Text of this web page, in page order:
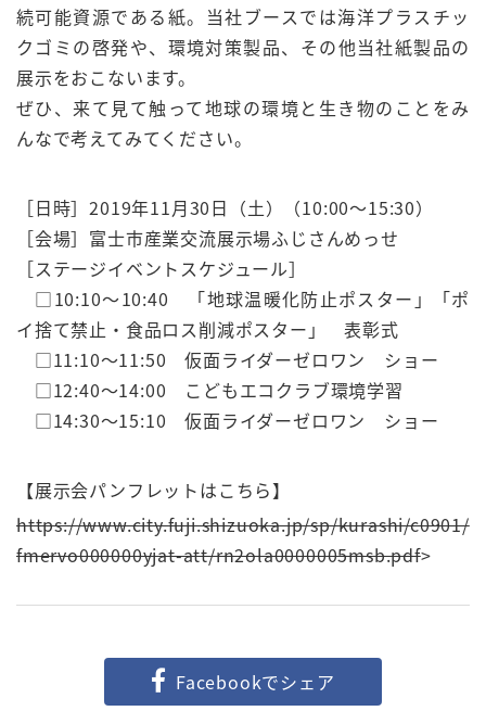
続可能資源である紙。当社ブースでは海洋プラスチッ
クゴミの啓発や、環境対策製品、その他当社紙製品の
展示をおこないます。
ぜひ、来て見て触って地球の環境と生き物のことをみ
んなで考えてみてください。
［日時］2019年11月30日（土）（10:00〜15:30）
［会場］富士市産業交流展示場ふじさんめっせ
［ステージイベントスケジュール］
□10:10～10:40 「地球温暖化防止ポスター」「ポ
イ捨て禁止・食品ロス削減ポスター」 表彰式
□11:10～11:50 仮面ライダーゼロワン ショー
□12:40～14:00 こどもエコクラブ環境学習
□14:30～15:10 仮面ライダーゼロワン ショー
【展示会パンフレットはこちら】
https://www.city.fuji.shizuoka.jp/sp/kurashi/c0901/
fmervo000000yjat-att/rn2ola0000005msb.pdf>
Facebookでシェア